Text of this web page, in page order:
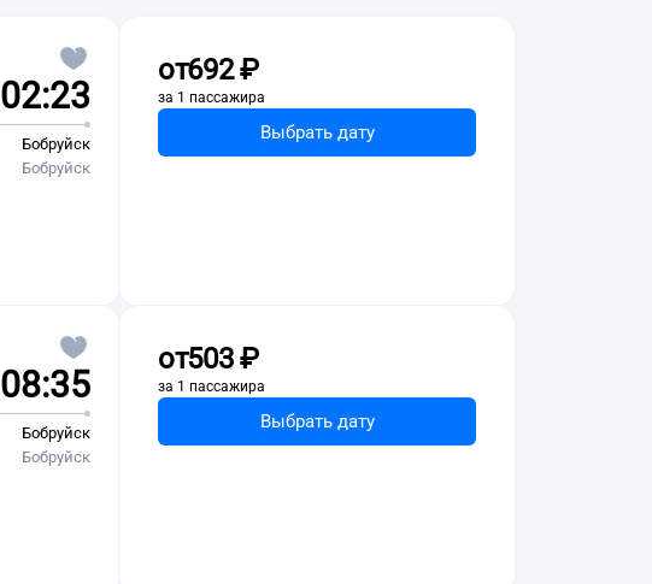
02:23
Бобруйск
Бобруйск
от692 ⁠₽
за 1 пассажира
Выбрать дату
08:35
Бобруйск
Бобруйск
от503 ⁠₽
за 1 пассажира
Выбрать дату